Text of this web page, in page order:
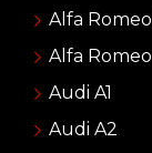
Alfa
Alfa
Audi A1
Audi A2